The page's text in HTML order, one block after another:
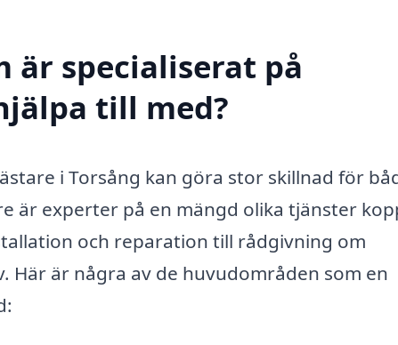
är specialiserat på
till med?
i Torsång kan göra stor skillnad för
är experter på en mängd olika tjänster
och reparation till rådgivning om
Här är några av de huvudområden som en